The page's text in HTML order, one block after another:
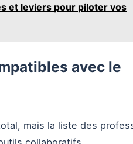
et leviers pour piloter vos
avec le
mais la liste des